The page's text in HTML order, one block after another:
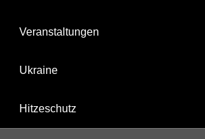
Veranstaltungen
Ukraine
Hitzeschutz